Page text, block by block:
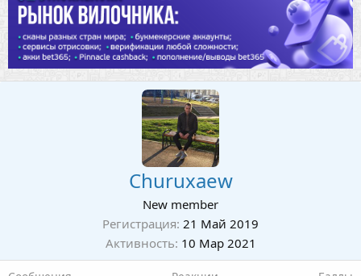
Churuxaew
New member
Регистрация 21 Май 2019
Активность 10 Мар 2021